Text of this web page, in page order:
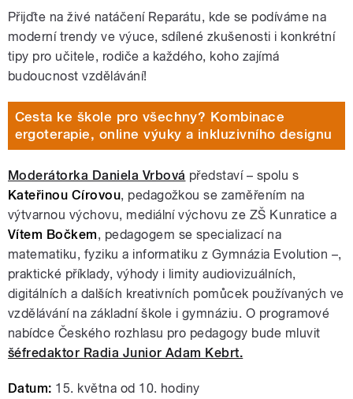
Přijďte na živé natáčení Reparátu, kde se podíváme na
moderní trendy ve výuce, sdílené zkušenosti i konkrétní
tipy pro učitele, rodiče a každého, koho zajímá
budoucnost vzdělávání!
Cesta ke škole pro všechny? Kombinace
ergoterapie, online výuky a inkluzivního designu
Moderátorka Daniela Vrbová představí – spolu s
Kateřinou Círovou, pedagožkou se zaměřením na
výtvarnou výchovu, mediální výchovu ze ZŠ Kunratice a
Vítem Bočkem, pedagogem se specializací na
matematiku, fyziku a informatiku z Gymnázia Evolution –,
praktické příklady, výhody i limity audiovizuálních,
digitálních a dalších kreativních pomůcek používaných ve
vzdělávání na základní škole i gymnáziu. O programové
nabídce Českého rozhlasu pro pedagogy bude mluvit
šéfredaktor Radia Junior Adam Kebrt.
Datum: 15. května od 10. hodiny